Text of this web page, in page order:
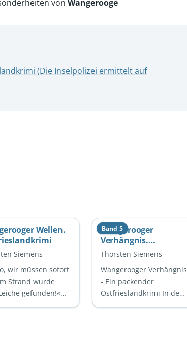
von Wangerooge
(Die Inselpolizei ermittelt auf
Wellen.
Siemens
wir müssen sofort
Strand wurde
gefunden!«
Tod ihrer
Band 5
Wangerooger
Verhängnis.
Ostfrieslandkrimi (Die
auf Wangerooge 5)
Thorsten Siemens
Wangerooger Verhängnis
- Ein packender
Ostfrieslandkrimi In dem
fesselnden Buch